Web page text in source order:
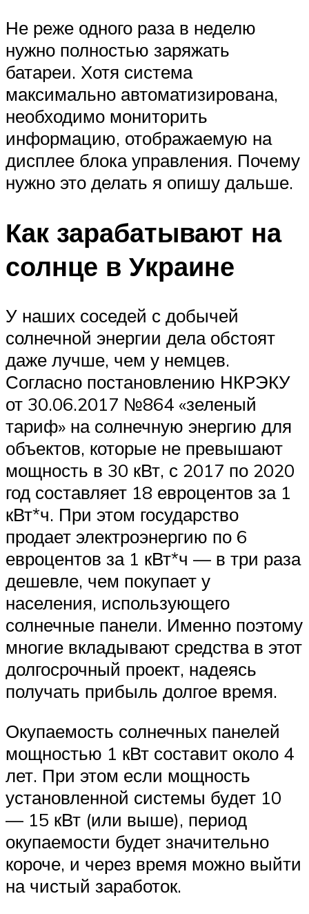
Не реже одного раза в неделю
нужно полностью заряжать
батареи. Хотя система
максимально автоматизирована,
необходимо мониторить
информацию, отображаемую на
дисплее блока управления. Почему
нужно это делать я опишу дальше.
Как зарабатывают на
солнце в Украине
У наших соседей с добычей
солнечной энергии дела обстоят
даже лучше, чем у немцев.
Согласно постановлению НКРЭКУ
от 30.06.2017 №864 «зеленый
тариф» на солнечную энергию для
объектов, которые не превышают
мощность в 30 кВт, с 2017 по 2020
год составляет 18 евроцентов за 1
кВт*ч. При этом государство
продает электроэнергию по 6
евроцентов за 1 кВт*ч — в три раза
дешевле, чем покупает у
населения, использующего
солнечные панели. Именно поэтому
многие вкладывают средства в этот
долгосрочный проект, надеясь
получать прибыль долгое время.
Окупаемость солнечных панелей
мощностью 1 кВт составит около 4
лет. При этом если мощность
установленной системы будет 10
— 15 кВт (или выше), период
окупаемости будет значительно
короче, и через время можно выйти
на чистый заработок.